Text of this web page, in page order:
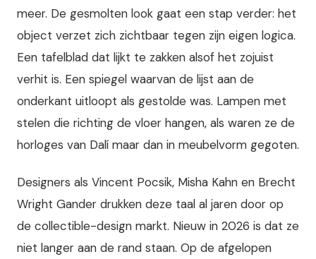
meer. De gesmolten look gaat een stap verder: het
object verzet zich zichtbaar tegen zijn eigen logica.
Een tafelblad dat lijkt te zakken alsof het zojuist
verhit is. Een spiegel waarvan de lijst aan de
onderkant uitloopt als gestolde was. Lampen met
stelen die richting de vloer hangen, als waren ze de
horloges van Dalí maar dan in meubelvorm gegoten.
Designers als Vincent Pocsik, Misha Kahn en Brecht
Wright Gander drukken deze taal al jaren door op
de collectible-design markt. Nieuw in 2026 is dat ze
niet langer aan de rand staan. Op de afgelopen